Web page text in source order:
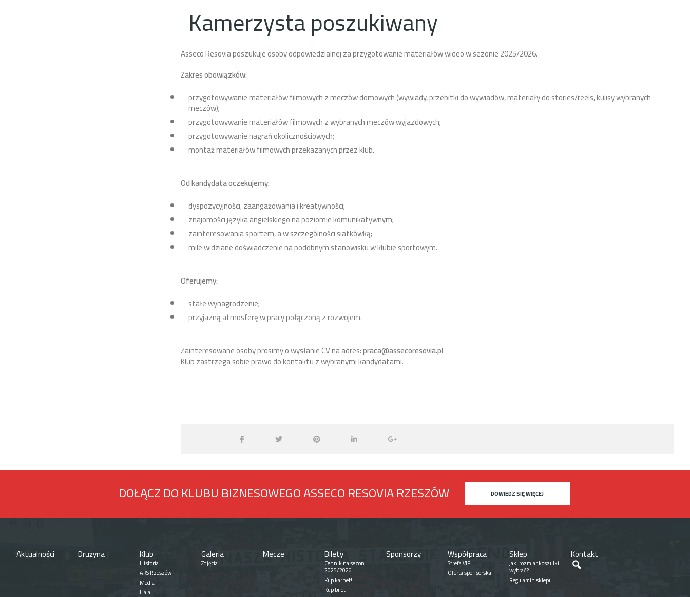
Kamerzysta poszukiwany
Asseco Resovia poszukuje osoby odpowiedzialnej za przygotowanie materiałów wideo w sezonie 2025/2026.
Zakres obowiązków:
przygotowywanie materiałów filmowych z meczów domowych (wywiady, przebitki do wywiadów, materiały do stories/reels, kulisy wybranych
meczów);
przygotowywanie materiałów filmowych z wybranych meczów wyjazdowych;
przygotowywanie nagrań okolicznościowych;
montaż materiałów filmowych przekazanych przez klub.
Od kandydata oczekujemy:
⁠dyspozycyjności, zaangażowania i kreatywności;
znajomości języka angielskiego na poziomie komunikatywnym;
zainteresowania sportem, a w szczególności siatkówką;
⁠mile widziane doświadczenie na podobnym stanowisku w klubie sportowym.
Oferujemy:
⁠stałe wynagrodzenie;
przyjazną atmosferę w pracy połączoną z rozwojem.
Zainteresowane osoby prosimy o wysłanie CV na adres:praca@assecoresovia.pl
Klub zastrzega sobie prawo do kontaktu z wybranymi kandydatami.
DOŁĄCZ DO KLUBU BIZNESOWEGO ASSECO RESOVIA RZESZÓW DOWIEDZ SIĘ WIĘCEJ
Aktualności Drużyna Klub
Historia
AKS Rzeszów
Media
Hala
Galeria
Zdjęcia
Mecze Bilety
Cennik na sezon
2025/2026
Kup karnet!
Kup bilet
Sponsorzy Współpraca
Strefa VIP
Oferta sponsorska
Sklep
Jaki rozmiar koszulki
wybrać?
Regulamin sklepu
Kontakt